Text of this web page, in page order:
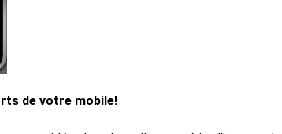
de votre mobile!